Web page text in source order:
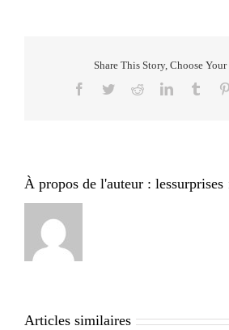
Share This Story, Choose
Facebook
TwitterRedditLinkedIn
À propos de l'auteur : lessurprises
Articles similaires